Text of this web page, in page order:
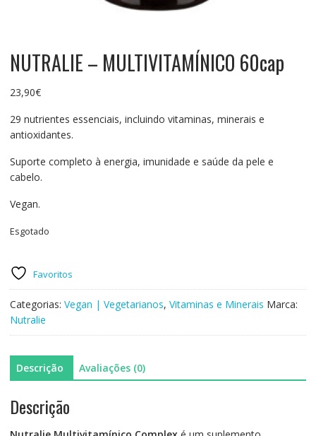
NUTRALIE – MULTIVITAMÍNICO 60cap
23,90€
29 nutrientes essenciais, incluindo vitaminas, minerais e
antioxidantes.
Suporte completo à energia, imunidade e saúde da pele e
cabelo.
Vegan.
Esgotado
Favoritos
Categorias: Vegan | Vegetarianos, Vitaminas e Minerais Marca:
Nutralie
Descrição Avaliações (0)
Descrição